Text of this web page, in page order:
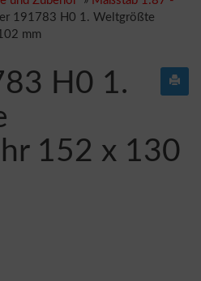
191783 H0 1. Weltgrößte
mm
H0 1.
152 x 130